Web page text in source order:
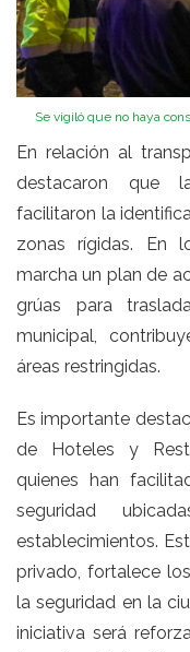
Se vigiló que no haya
En relación al
destacaron que
facilitaron la
zonas rígidas. En
marcha un plan de
grúas para
municipal,
áreas restringidas.
Es importante
de Hoteles y
quienes han
seguridad
establecimientos.
privado, fortalece
la seguridad en la
iniciativa será